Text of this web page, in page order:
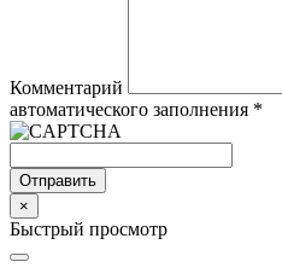
Комментарий
автоматического заполнения *
Отправить
×
Быстрый просмотр